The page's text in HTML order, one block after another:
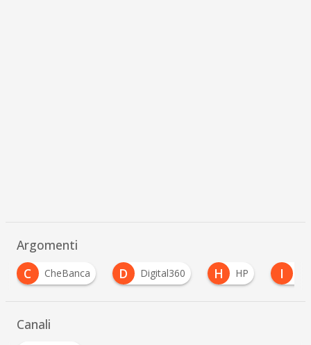
Argomenti
D
Digital360 H HP I IBM N Nestlé
Canali